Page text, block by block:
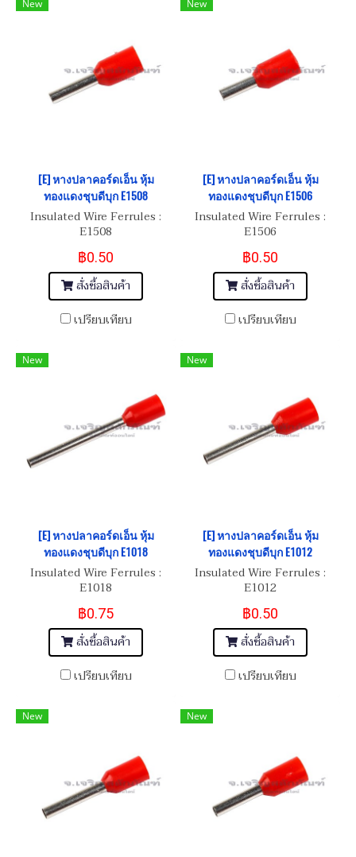
New
[E] หางปลาคอร์ดเอ็น หุ้ม
ทองแดงชุบดีบุก E1508
Insulated Wire Ferrules :
E1508
฿0.50
สั่งซื้อสินค้า
เปรียบเทียบ
New
[E] หางปลาคอร์ดเอ็น หุ้ม
ทองแดงชุบดีบุก E1506
Insulated Wire Ferrules :
E1506
฿0.50
สั่งซื้อสินค้า
เปรียบเทียบ
New
[E] หางปลาคอร์ดเอ็น หุ้ม
ทองแดงชุบดีบุก E1018
Insulated Wire Ferrules :
E1018
฿0.75
สั่งซื้อสินค้า
เปรียบเทียบ
New
[E] หางปลาคอร์ดเอ็น หุ้ม
ทองแดงชุบดีบุก E1012
Insulated Wire Ferrules :
E1012
฿0.50
สั่งซื้อสินค้า
เปรียบเทียบ
New New